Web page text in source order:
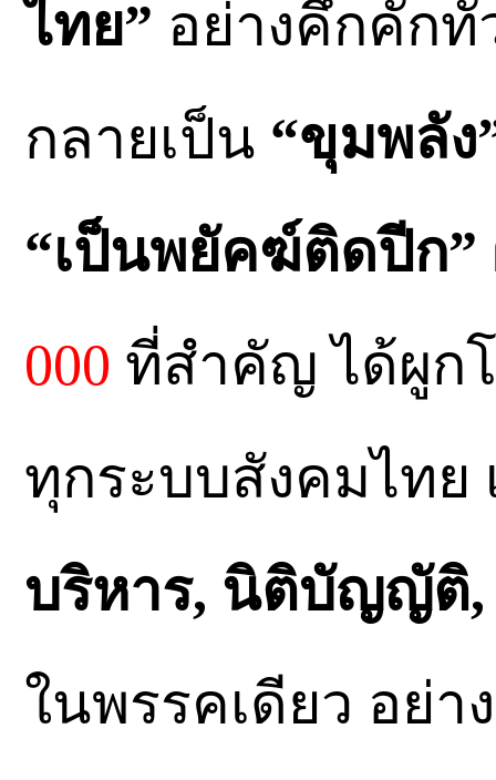
ไทย” อย่างคึกคัก
กลายเป็น “ขุมพลัง
“เป็นพยัคฆ์ติดปีก”
000 ที่สำคัญ ได้ผูก
ทุกระบบสังคมไท
บริหาร, นิติบัญญัติ,
ในพรรคเดียว อย่